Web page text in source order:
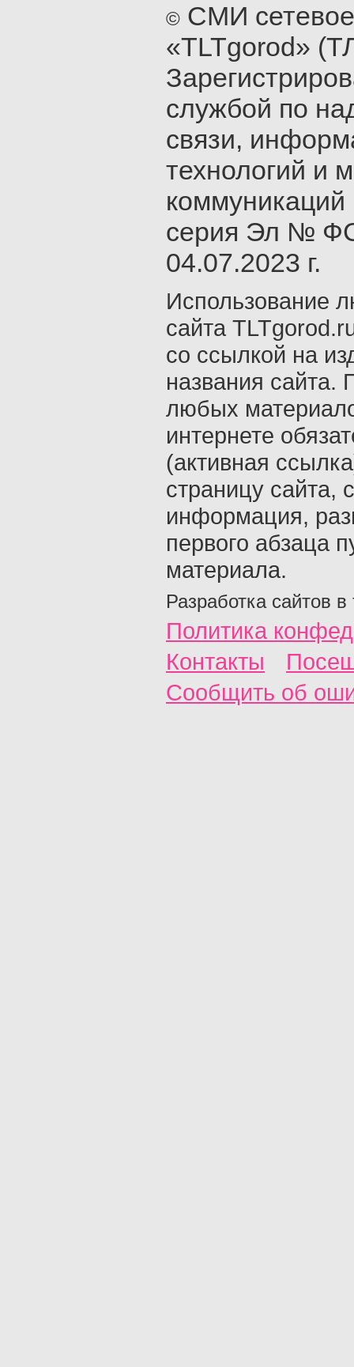
© СМИ
«TLTgorod»
службой по
связи,
технологий и
серия Эл №
04.07.2023 г.
Использование
сайта
со ссылкой на
названия сайта.
любых
интернете
(активная
страницу сайта,
информация,
первого абзаца
материала.
Разработка сайтов в
Политика
Контакты
Сообщить об